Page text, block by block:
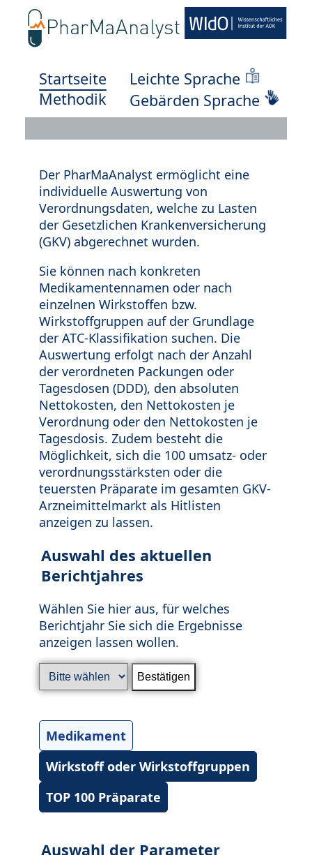
Startseite
Methodik
Leichte Sprache
Gebärden Sprache
Der PharMaAnalyst ermöglicht eine
individuelle Auswertung von
Verordnungsdaten, welche zu Lasten
der Gesetzlichen Krankenversicherung
(GKV) abgerechnet wurden.
Sie können nach konkreten
Medikamentennamen oder nach
einzelnen Wirkstoffen bzw.
Wirkstoffgruppen auf der Grundlage
der ATC-Klassifikation suchen. Die
Auswertung erfolgt nach der Anzahl
der verordneten Packungen oder
Tagesdosen (DDD), den absoluten
Nettokosten, den Nettokosten je
Verordnung oder den Nettokosten je
Tagesdosis. Zudem besteht die
Möglichkeit, sich die 100 umsatz- oder
verordnungsstärksten oder die
teuersten Präparate im gesamten GKV-
Arzneimittelmarkt als Hitlisten
anzeigen zu lassen.
Auswahl des aktuellen
Berichtjahres
Wählen Sie hier aus, für welches
Berichtjahr Sie sich die Ergebnisse
anzeigen lassen wollen.
Medikament
Wirkstoff oder Wirkstoffgruppen
TOP 100 Präparate
Auswahl der Parameter